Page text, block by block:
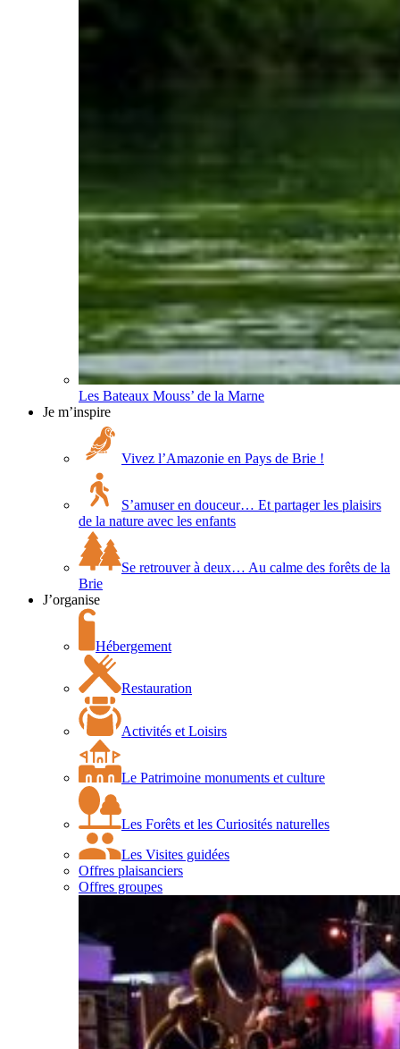
Les Bateaux Mouss’ de la Marne
Je m’inspire
Vivez l’Amazonie en Pays de Brie !
S’amuser en douceur… Et partager les plaisirs
de la nature avec les enfants
Se retrouver à deux… Au calme des forêts de la
Brie
J’organise
Hébergement
Restauration
Activités et Loisirs
Le Patrimoine monuments et culture
Les Forêts et les Curiosités naturelles
Les Visites guidées
Offres plaisanciers
Offres groupes